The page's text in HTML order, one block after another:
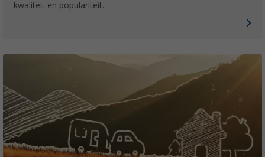
kwaliteit en populariteit.